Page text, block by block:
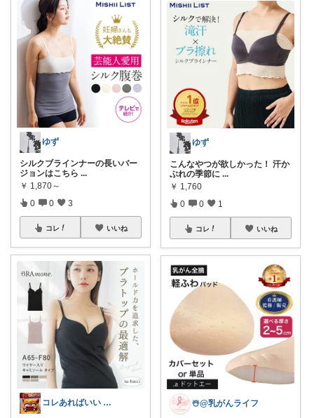
ゆず
シルクブラインナーの長いバー
ジョンはこちら ...
￥ 1,870～
0 0 3
コレ いいね
コレあればいい / myroom⋆꙳
ゆず
こんなやつが欲しかった！ 汗か
ぶれの季節に ...
￥ 1,760
0 0 1
コレ いいね
☃️@乳がんライフ